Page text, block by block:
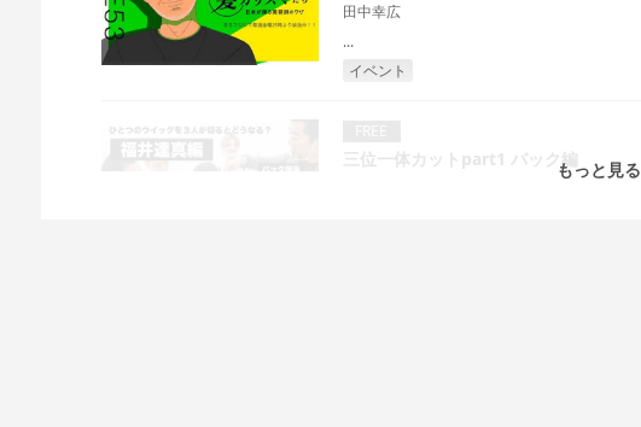
田中幸広
...
イベント
三位一体カットpart1 バック編もっと見る